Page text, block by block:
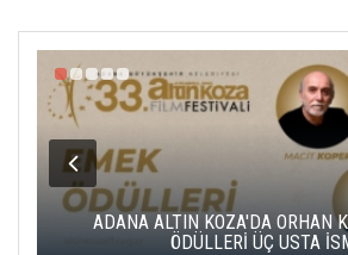
ADANA ALTIN KOZA'DA ORHAN
ÖDÜLLERİ ÜÇ USTA